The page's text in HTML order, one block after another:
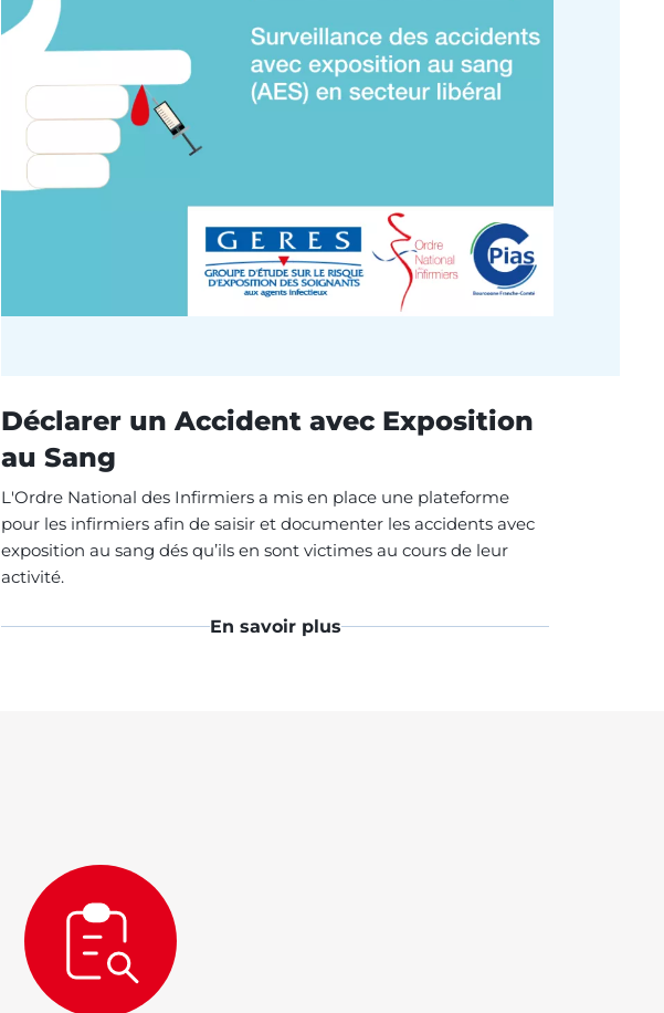
Déclarer un Accident avec Exposition
au Sang
L'Ordre National des Infirmiers a mis en place une plateforme
pour les infirmiers afin de saisir et documenter les accidents avec
exposition au sang dés qu’ils en sont victimes au cours de leur
activité.
En savoir plus